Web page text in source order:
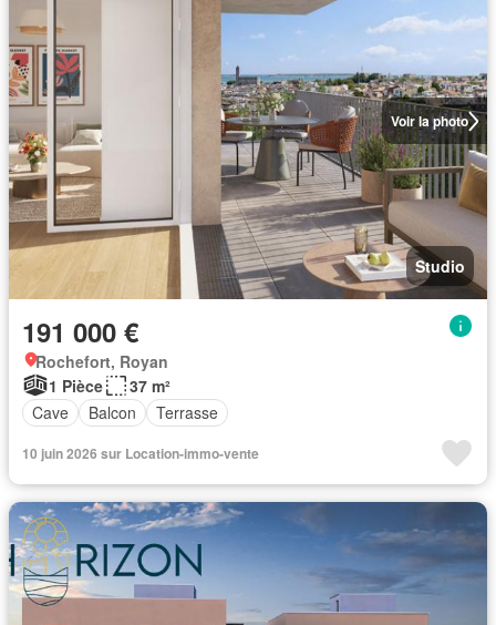
Voir la photo
Studio
191 000 €
Rochefort, Royan
1 Pièce
37 m²
Cave
Balcon Terrasse
10 juin 2026 sur Location-immo-vente